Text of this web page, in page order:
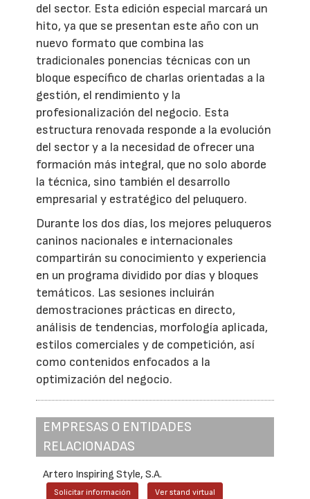
del sector. Esta edición especial marcará un
hito, ya que se presentan este año con un
nuevo formato que combina las
tradicionales ponencias técnicas con un
bloque específico de charlas orientadas a la
gestión, el rendimiento y la
profesionalización del negocio. Esta
estructura renovada responde a la evolución
del sector y a la necesidad de ofrecer una
formación más integral, que no solo aborde
la técnica, sino también el desarrollo
empresarial y estratégico del peluquero.
Durante los dos días, los mejores peluqueros
caninos nacionales e internacionales
compartirán su conocimiento y experiencia
en un programa dividido por días y bloques
temáticos. Las sesiones incluirán
demostraciones prácticas en directo,
análisis de tendencias, morfología aplicada,
estilos comerciales y de competición, así
como contenidos enfocados a la
optimización del negocio.
EMPRESAS O ENTIDADES
RELACIONADAS
Artero Inspiring Style, S.A.
Solicitar información Ver stand virtual